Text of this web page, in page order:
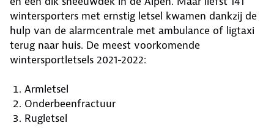
wintersporters met ernstig letsel kwamen dankzij de
hulp van de alarmcentrale met ambulance of ligtaxi
terug naar huis. De meest voorkomende
wintersportletsels 2021-2022:
Armletsel
Onderbeenfractuur
Rugletsel